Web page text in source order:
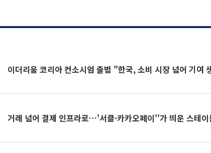
이더리움 코리아 컨소시엄 출범 "한국, 소비 시장 넘어 기여
거래 넘어 결제 인프라로…'서클·카카오페이''가 띄운 스테